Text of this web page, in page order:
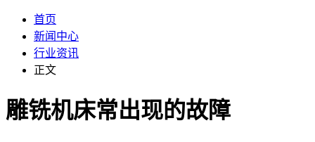
首页
新闻中心
行业资讯
正文
雕铣机床常出现的故障